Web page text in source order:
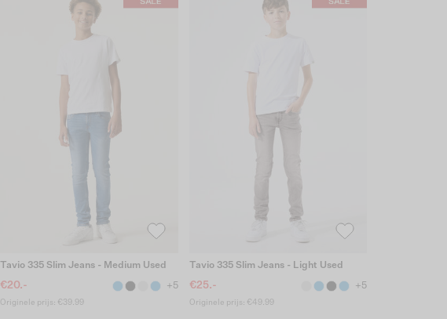
Tavio 335 Slim Jeans - Medium Used
€20.- +5
Originele prijs: €39.99
Tavio 335 Slim Jeans - Light Used
€25.- +5
Originele prijs: €49.99